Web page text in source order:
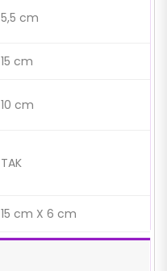
5,5 cm
15 cm
10 cm
TAK
15 cm X 6 cm